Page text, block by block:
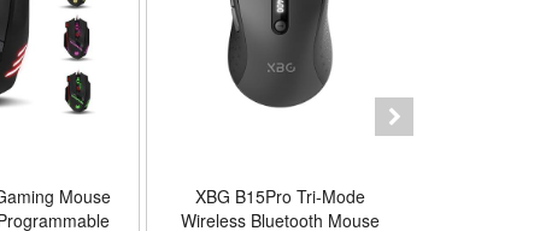
Mouse
XBG B15Pro Tri-Mode
Wireless Bluetooth Mouse